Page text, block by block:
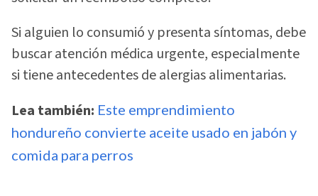
Si alguien lo consumió y presenta síntomas, debe
buscar atención médica urgente, especialmente
si tiene antecedentes de alergias alimentarias.
Lea también: Este emprendimiento
hondureño convierte aceite usado en jabón y
comida para perros